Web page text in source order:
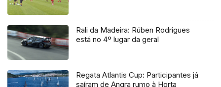
Rali da Madeira: Rúben Rodrigues
está no 4º lugar da geral
Regata Atlantis Cup: Participantes já
saíram de Angra rumo à Horta